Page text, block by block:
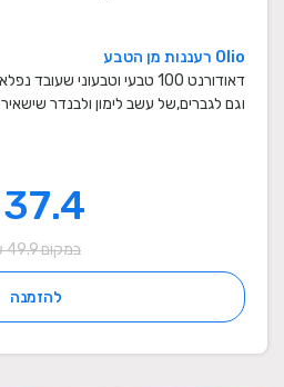
Olio רעננות מן הטבע
דאודורנט 100 טבעי וטבעוני
וגם לגברים,של עשב לימון ולבנדר
במקום 49.9 ₪
להזמנה